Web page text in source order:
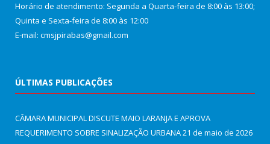
Horário de atendimento: Segunda a Quarta-feira de 8:00 às 13:00;
Quinta e Sexta-feira de 8:00 às 12:00
E-mail: cmsjpirabas@gmail.com
ÚLTIMAS PUBLICAÇÕES
CÂMARA MUNICIPAL DISCUTE MAIO LARANJA E APROVA
REQUERIMENTO SOBRE SINALIZAÇÃO URBANA21 de maio de 2026